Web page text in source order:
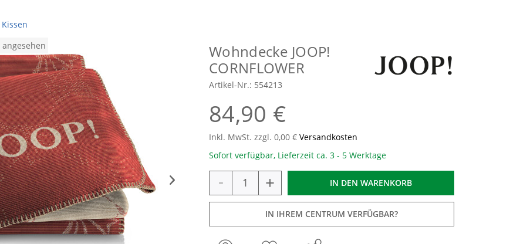
Wohndecke JOOP!
CORNFLOWER
Artikel-Nr.: 554213
84,90 €
Inkl. MwSt. zzgl. 0,00 € Versandkosten
Sofort verfügbar, Lieferzeit ca. 3 - 5 Werktage
- + IN DEN WARENKORB
IN IHREM CENTRUM VERFÜGBAR?